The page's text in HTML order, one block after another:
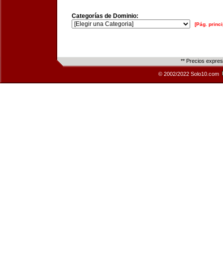
Categorías de Dominio:
[Pág.
** Precios
© 2002/2022 Solo10.com